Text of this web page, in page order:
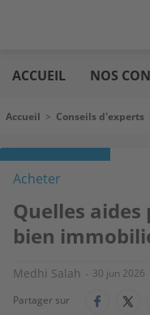
au
contenu
immo
ACCUEIL NOS
Fil d'Ariane
Accueil > Conseils d'experts
Acheter
Quelles
bien
Medhi Salah
30 jun 2026
Partager sur